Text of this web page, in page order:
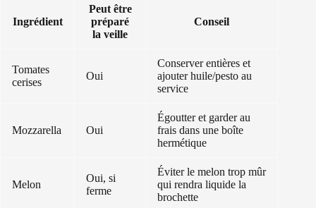
Ingrédient
Peut être
préparé
la veille
Conseil
Tomates
cerises
Oui
Conserver entières et
ajouter huile/pesto au
service
Mozzarella Oui
Égoutter et garder au
frais dans une boîte
hermétique
Melon
Oui, si
ferme
Éviter le melon trop mûr
qui rendra liquide la
brochette